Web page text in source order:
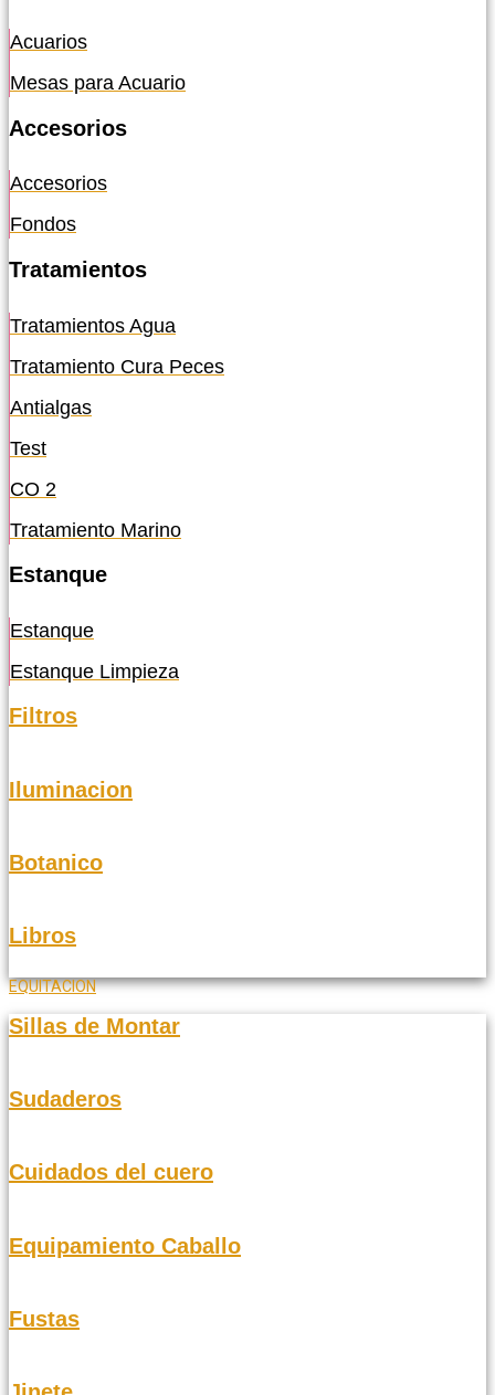
Acuarios
Mesas para Acuario
Accesorios
Accesorios
Fondos
Tratamientos
Tratamientos Agua
Tratamiento Cura Peces
Antialgas
Test
CO 2
Tratamiento Marino
Estanque
Estanque
Estanque Limpieza
Filtros
Iluminacion
Botanico
Libros
EQUITACION
Sillas de Montar
Sudaderos
Cuidados del cuero
Equipamiento Caballo
Fustas